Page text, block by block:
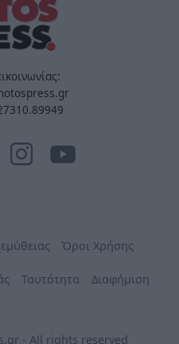
Όροι Χρήσης
Ταυτότητα Διαφήμιση
- All rights reserved